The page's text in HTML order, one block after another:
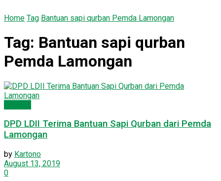
Home Tag Bantuan sapi qurban Pemda Lamongan
Tag: Bantuan sapi qurban
Pemda Lamongan
DPD LDII Terima Bantuan Sapi Qurban dari Pemda
Lamongan
by Kartono
August 13, 2019
0